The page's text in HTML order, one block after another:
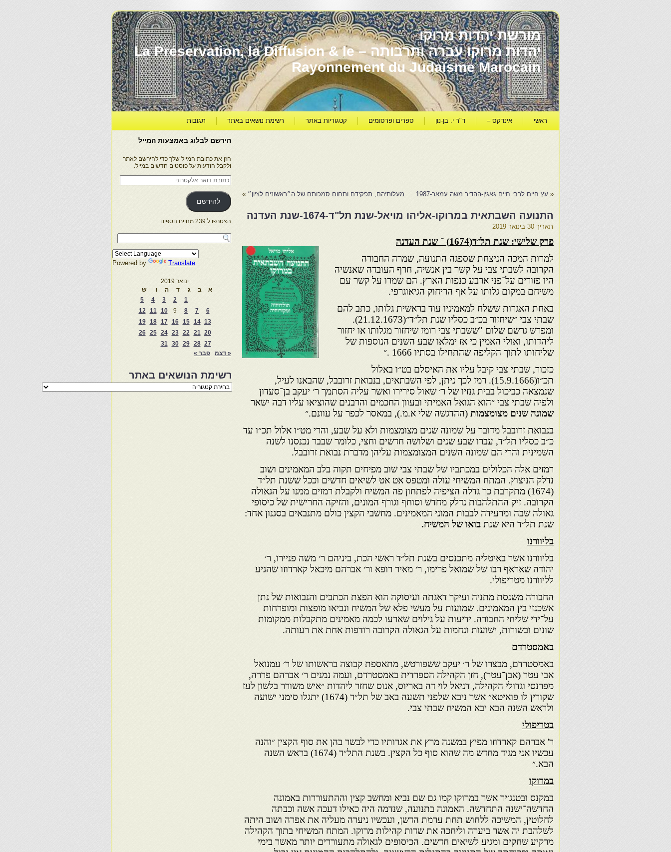
מורשת יהדות מרוקו
יהדות מרוקו עברה ותרבותה – La Préservation, la Diffusion & le
Rayonnement du Judaïsme Marocain
ראשי אינדקס – ד"ר י. בן-נון ספרים ופרסומים קטגוריות באתר רשימת נושאים באתר תגובות
« עץ חיים לרבי חיים גאגין-ההדיר משה עמאר-1987 מעלותיהם, תפקידם ותחום סמכותם של ה״ראשונים לציון״ »
התנועה השבתאית במרוקו-אליהו מויאל-שנת תל"ד-1674-שנת העדנה
תאריך 30 בינואר 2019
פרק שלישי: שנת תל״ד(1674) ־ שנת העדנה
למרות המכה הניצחת שספגה התנועה, שמרה החבורה
הקרובה לשבתי צבי על קשר בין אנשיה, חרף העובדה שאנשיה
היו פזורים על־פני ארבע כנפות הארץ. הם שמרו על קשר עם
משיחם במקום גלותו על אף הריחוק הגיאוגרפי.
באחת האגרות ששלח למאמיניו עוד בראשית גלותו, כתב להם
שבתי צבי ״שיחזור בכ״ב כסליו שנת תל״ד״(21.12.1673).
ומפרש גרשם שלום "ששבתי צבי רומז שיחזור מגלותו או יחזור
ליהדותו, ואולי האמין כי אז ימלאו שבע השנים הנוספות של
שליחותו לתוך הקליפה שהתחילו בסתיו 1666 .״
כזכור, שבתי צבי קיבל עליו את האיסלם בט״ו באלול
תכ״ו(15.9.1666). רמז לכך ניתן, לפי השבתאים, בנבואת זרובבל, שהבאנו לעיל,
שנמצאה כביכול בבית גנזיו של ר׳ שאול סירירו ואשר עליה הסתמך ר׳ יעקב בן־סעדון
ולפיה שבתי צבי ״הוא הגואל האמיתי ובעוון החכמים והרבנים שהוציאו עליו דבה ישאר
שמונה שנים מצומצמות (ההדגשה שלי א.מ.), במאסר לכפר על עוונם.״
בנבואת זרובבל מדובר על שמונה שנים מצומצמות ולא על שבע, והרי מט״ו אלול תכ״ו עד
כ״ב כסליו תל״ד, עברו שבע שנים ושלושה חדשים וחצי, כלומר שבבר נכנסנו לשנה
השמינית והרי הם שמונה השנים המצומצמות עליהן מדברת נבואת זרובבל.
רמזים אלה הכלולים במכתביו של שבתי צבי שוב מפיחים תקוה בלב המאמינים ושוב
נדלק הניצוץ. המתח המשיחי עולה ומטפס אט אט לשיאים חדשים וככל ששנת תל״ד
(1674) מתקרבת כך גדלה הציפיה לפתחון פה המשיח ולקבלת רמזים ממנו על הגאולה
הקרובה. זיק ההתלהבות נדלק מחדש וסוחף וגורף המונים, והזיקה החרישית של כיסופי
גאולה שבה ומרעידה לבבות המוני המאמינים. מחשבי הקצין כולם מתנבאים בסגנון אחד:
שנת תל״ד היא שנת בואו של המשיח.
בליוורנו
בליוורנו אשר באיטליה מתכנסים בשנת תל״ד ראשי הכת, ביניהם ר׳ משה פניירו, ר׳
יהודה שאראף רבו של שמואל פרימו, ר׳ מאיר רופא ור׳ אברהם מיכאל קארדוזו שהגיע
לליוורנו מטריפולי.
החבורה משנסת מתניה ועיקר דאגתה ועיסוקה הוא הפצת הכתבים והנבואות של נתן
אשכנזי בין המאמינים. שמועות על מעשי פלא של המשיח ונביאו מופצות ומופרחות
על־ידי שליחי החבורה. ידיעות על גילוים שארעו לכמה מאמינים מתקבלות ממקומות
שונים ובשורות, ישועות ונחמות על הגאולה הקרובה רודפות אחת את רעותה.
באמסטרדם
באמסטרדם, מבצרו של ר׳ יעקב ששפורטש, מתאספת קבוצה בראשותו של ר׳ עמנואל
אבי עטר (אבן־עטר), חזן הקהילה הספרדית באמסטרדם, ועמה נמנים ר׳ אברהם פררה,
מפרנסי וגדולי הקהילה, דניאל לוי דה באריוס, אנוס שחזר ליהדות ״איש משורר בלשון לעז
שקורין לו פואיטא״ אשר ניבא שלפני תשעה באב של תל״ד (1674) יתגלו סימני ישועה
ולראש השנה הבא יבא המשיח שבתי צבי.
בטריפולי
ר' אברהם קארדוזו מפיץ במשנה מרץ את אגרותיו כדי לבשר בהן את סוף הקצין ״והנה
עכשיו אני מגיד מחדש מה שהוא סוף כל הקצין. בשנת התל״ד (1674) בראש השנה
הבא.״
במרוקו
במקנס ובטנג׳יר אשר במרוקו קמו גם שם נביא ומחשב קצין וההתעוררות באמונה
החדשה־ישנה התחדשה. האמונה בתנועה, שנדמה היה כאילו דעכה אשה וכבתה
לחלוטין, המשיכה ללחוש תחת ערמת הדשן, ועכשיו ניערה מעליה את אפרה ושוב היתה
לשלהבת יה אשר ביערה וליחכה את שדות קהילות מרוקו. המתח המשיחי בתוך הקהילה
מרקיע שחקים ומגיע לשיאים חדשים. הכיסופים לגאולה מתעוררים יותר מאשר בימי
הירשם לבלוג באמצעות המייל
הזן את כתובת המייל שלך כדי להירשם לאתר
ולקבל הודעות על פוסטים חדשים במייל.
כתובת
דואר
אלקטרוני
להירשם
הצטרפו ל 239 מנויים נוספים
Powered by Translate
ינואר 2019
א
ב ג ד ה ו
ש
1
2
3
4
5
6
7
8
9
10
11
12
13
14
15
16
17
18
19
20
21
22
23
24
25
26
27
28
29
30
31
« דצמ
פבר »
רשימת הנושאים באתר
רשימת
הנושאים